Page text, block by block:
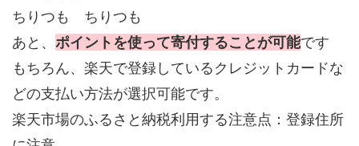
ちりつも ちりつも
あと、 ポイントを使って寄付することが可能です
もちろん、楽天で登録しているクレジットカードな
どの支払い方法が選択可能です。
楽天市場のふるさと納税利用する注意点：登録住所